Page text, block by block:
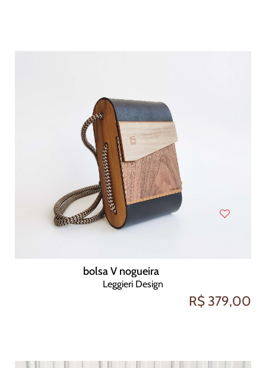
bolsa V nogueira
Leggieri Design
R$ 379,00